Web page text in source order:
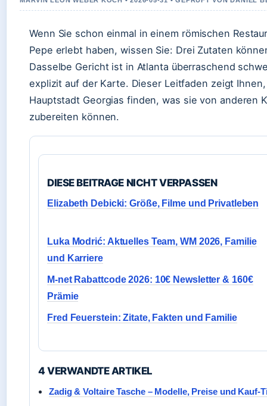
Wenn Sie schon einmal in einem römischen
Pepe erlebt haben, wissen Sie: Drei Zutaten
Dasselbe Gericht ist in Atlanta überraschend
explizit auf der Karte. Dieser Leitfaden zeigt
Hauptstadt Georgias finden, was sie von anderen
zubereiten können.
DIESE BEITRAGE NICHT VERPASSEN
Elizabeth Debicki: Größe, Filme und Privatleben
Luka Modrić: Aktuelles Team, WM 2026, Familie
und Karriere
M-net Rabattcode 2026: 10€ Newsletter & 160€
Prämie
Fred Feuerstein: Zitate, Fakten und Familie
4 VERWANDTE ARTIKEL
Zadig & Voltaire Tasche – Modelle, Preise und Kauf-